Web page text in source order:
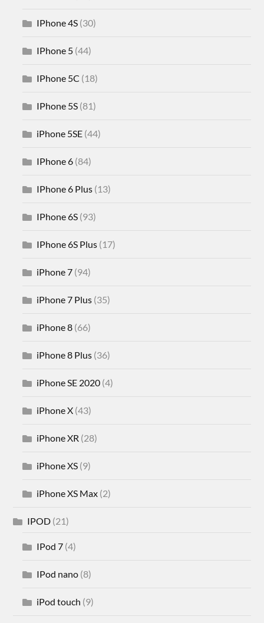
IPhone 4S (30)
IPhone 5 (44)
IPhone 5C (18)
IPhone 5S (81)
iPhone 5SE (44)
IPhone 6 (84)
IPhone 6 Plus (13)
IPhone 6S (93)
IPhone 6S Plus (17)
iPhone 7 (94)
iPhone 7 Plus (35)
iPhone 8 (66)
iPhone 8 Plus (36)
iPhone SE 2020 (4)
iPhone X (43)
iPhone XR (28)
iPhone XS (9)
iPhone XS Max (2)
IPOD (21)
IPod 7 (4)
IPod nano (8)
iPod touch (9)